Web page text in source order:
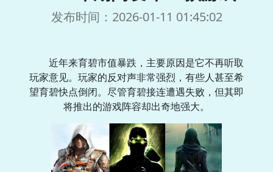
发布时间：2026-01-11 01:45:02
近年来育碧市值暴跌，主要原因是它不再听取
玩家意见。玩家的反对声非常强烈，有些人甚至希
望育碧快点倒闭。尽管育碧接连遭遇失败，但其即
将推出的游戏阵容却出奇地强大。